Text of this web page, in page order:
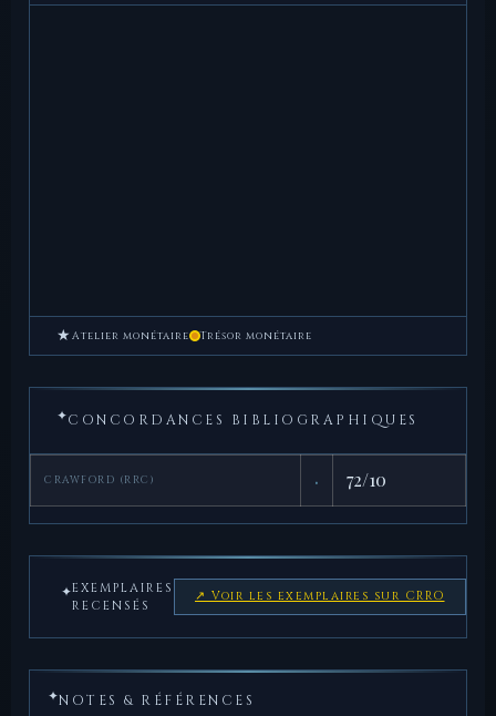
★ Atelier monétaire Trésor monétaire
✦CONCORDANCES BIBLIOGRAPHIQUES
CRAWFORD (RRC) · 72/10
✦EXEMPLAIRES
RECENSÉS
↗ Voir les exemplaires sur CRRO
✦NOTES & RÉFÉRENCES